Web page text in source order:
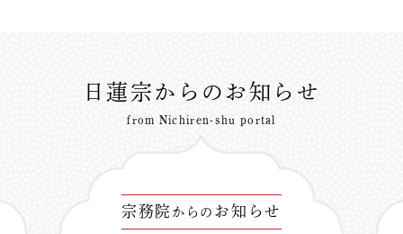
日蓮宗からのお知らせ
from Nichiren-shu portal
宗務院 からの お知らせ